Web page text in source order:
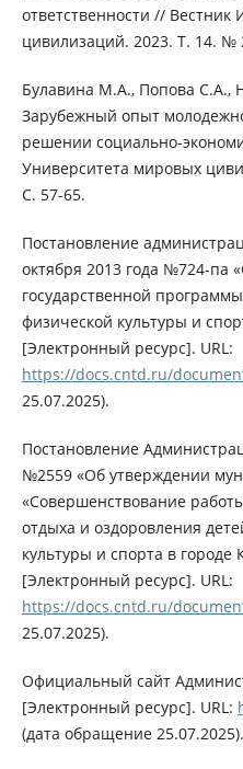
ответственности // Вестник
цивилизаций. 2023. Т. 14. №
Булавина М.А., Попова С.А.,
Зарубежный опыт
решении социально-
Университета мировых
С. 57-65.
Постановление
октября 2013 года №724-па
государственной
физической культуры и
[Электронный ресурс]. URL:
https://docs.cntd.ru/
25.07.2025).
Постановление
№2559 «Об утверждении
«Совершенствование
отдыха и оздоровления
культуры и спорта в городе
[Электронный ресурс]. URL:
https://docs.cntd.ru/
25.07.2025).
Официальный сайт
[Электронный ресурс]. URL:
(дата обращение 25.07.2025).